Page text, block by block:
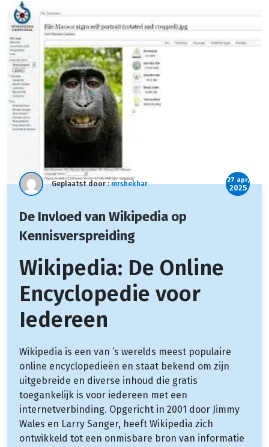
Geplaatst door :mrshekhar 27 apr,
2025
De Invloed van Wikipedia op
Kennisverspreiding
Wikipedia: De Online
Encyclopedie voor
Iedereen
Wikipedia is een van ’s werelds meest populaire
online encyclopedieën en staat bekend om zijn
uitgebreide en diverse inhoud die gratis
toegankelijk is voor iedereen met een
internetverbinding. Opgericht in 2001 door Jimmy
Wales en Larry Sanger, heeft Wikipedia zich
ontwikkeld tot een onmisbare bron van informatie